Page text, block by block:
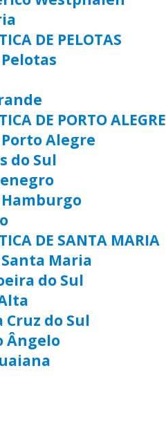
DE PELOTAS
DE PORTO ALEGRE
Alegre
do Sul
Hamburgo
DE SANTA MARIA
Maria
do Sul
Cruz do Sul
Ângelo